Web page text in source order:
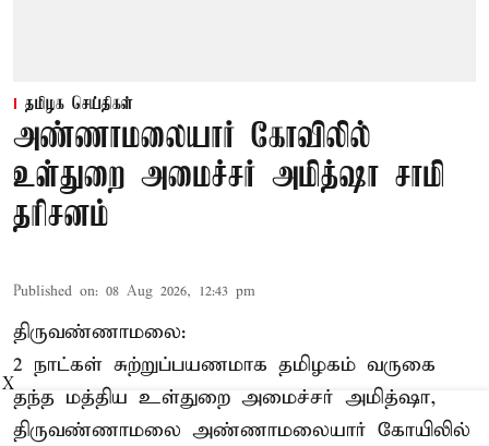
தமிழக செய்திகள்
அண்ணாமலையார் கோவிலில்
உள்துறை அமைச்சர் அமித்ஷா சாமி
தரிசனம்
Published on: 08 Aug 2026, 12:43 pm
திருவண்ணாமலை:
2 நாட்கள் சுற்றுப்பயணமாக தமிழகம் வருகை
தந்த மத்திய உள்துறை அமைச்சர் அமித்ஷா,
திருவண்ணாமலை அண்ணாமலையார் கோயிலில்
X